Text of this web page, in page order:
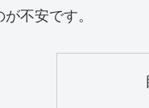
不安です。